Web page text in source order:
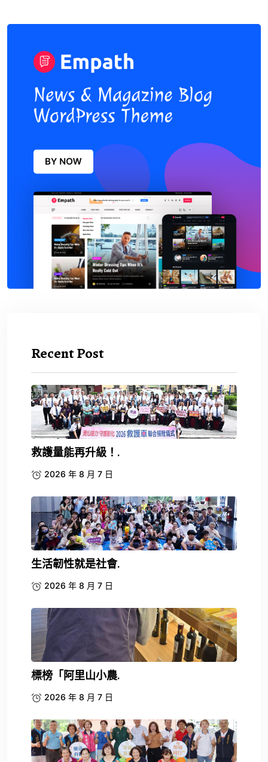
Recent Post
救護量能再升級！.
2026 年 8 月 7 日
生活韌性就是社會.
2026 年 8 月 7 日
標榜「阿里山小農.
2026 年 8 月 7 日